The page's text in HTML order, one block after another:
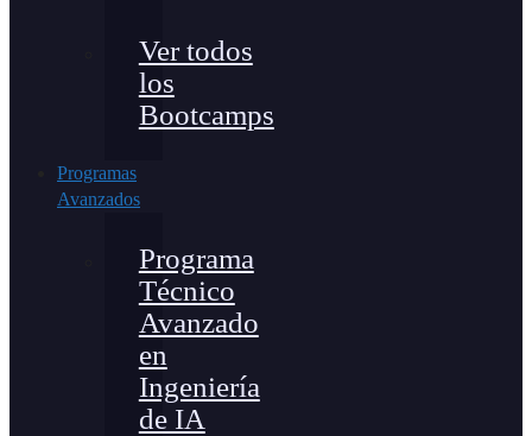
Ver todos
los
Bootcamps
Programas
Avanzados
Programa
Técnico
Avanzado
en
Ingeniería
de IA